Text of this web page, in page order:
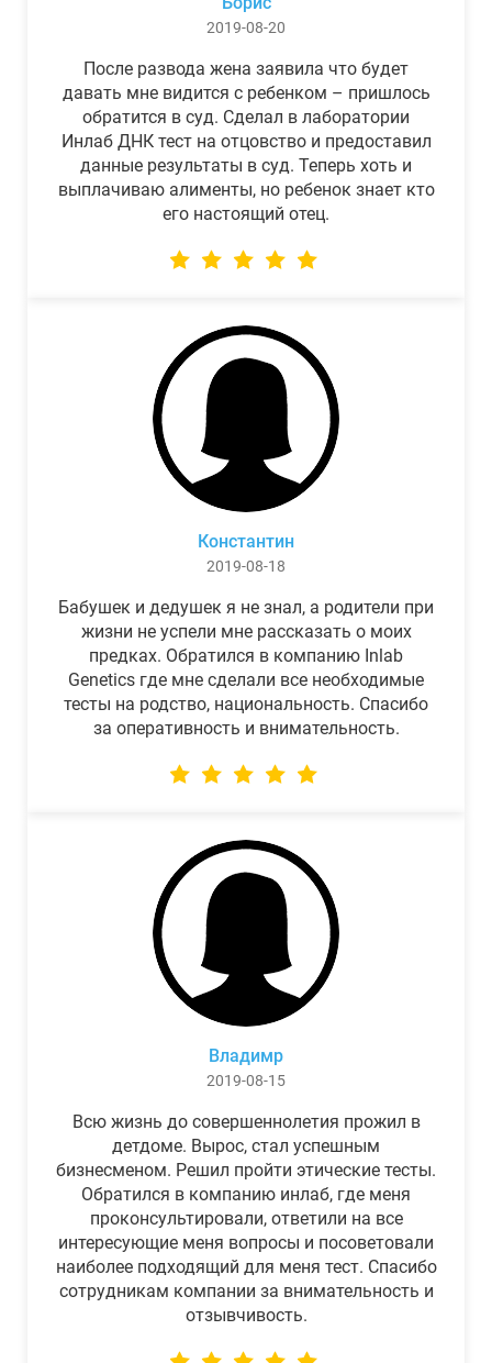
2019-08-20
После развода жена заявила что будет
давать мне видится с ребенком – пришлось
обратится в суд. Сделал в лаборатории
Инлаб ДНК тест на отцовство и предоставил
данные результаты в суд. Теперь хоть и
выплачиваю алименты, но ребенок знает кто
его настоящий отец.
Константин
2019-08-18
Бабушек и дедушек я не знал, а родители при
жизни не успели мне рассказать о моих
предках. Обратился в компанию Inlab
Genetics где мне сделали все необходимые
тесты на родство, национальность. Спасибо
за оперативность и внимательность.
Владимр
2019-08-15
Всю жизнь до совершеннолетия прожил в
детдоме. Вырос, стал успешным
бизнесменом. Решил пройти этические тесты.
Обратился в компанию инлаб, где меня
проконсультировали, ответили на все
интересующие меня вопросы и посоветовали
наиболее подходящий для меня тест. Спасибо
сотрудникам компании за внимательность и
отзывчивость.